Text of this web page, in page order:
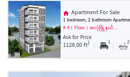
Apartment For Sale
1 bedroom, 2 bathroom
# 4 ( Floor ) အလုံမြို့နယ်…
Ask for Price
1128.00 ft2 1 2